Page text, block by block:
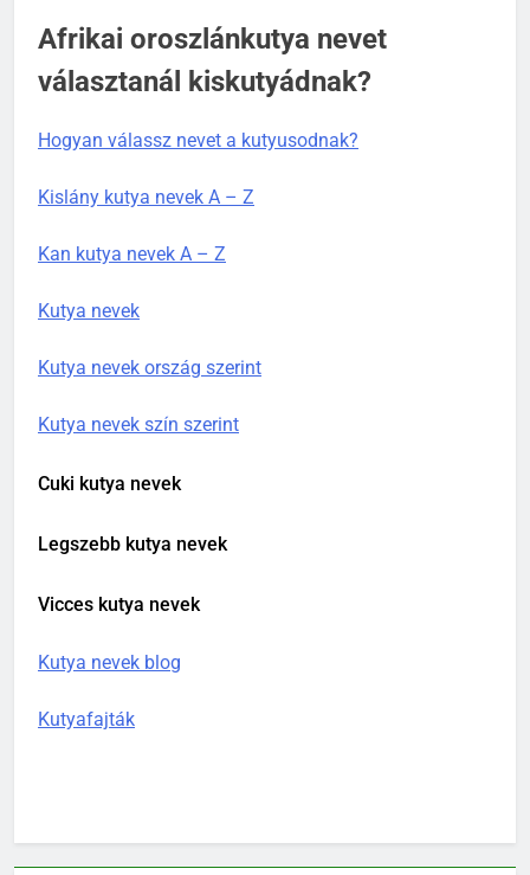
Afrikai oroszlánkutya nevet
választanál kiskutyádnak?
Hogyan válassz nevet a kutyusodnak?
Kislány kutya nevek A – Z
Kan kutya nevek A – Z
Kutya nevek
Kutya nevek ország szerint
Kutya nevek szín szerint
Cuki kutya nevek
Legszebb kutya nevek
Vicces kutya nevek
Kutya nevek blog
Kutyafajták